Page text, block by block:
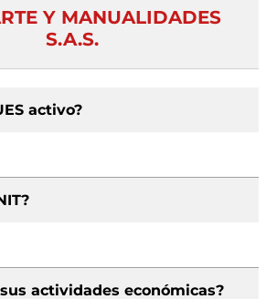
Y MANUALIDADES
S.A.S.
activo?
actividades económicas?